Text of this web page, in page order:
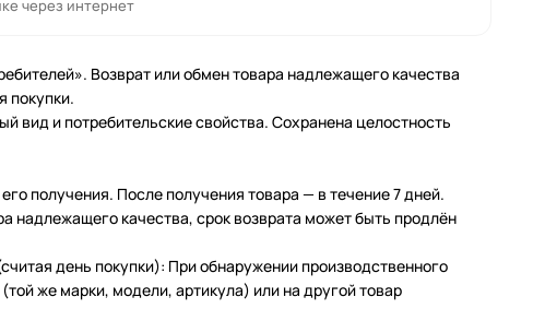
через интернет
Возврат или обмен товара надлежащего качества
покупки.
вид и потребительские свойства. Сохранена целостность
получения. После получения товара — в течение 7 дней.
надлежащего качества, срок возврата может быть продлён
день покупки): При обнаружении производственного
же марки, модели, артикула) или на другой товар